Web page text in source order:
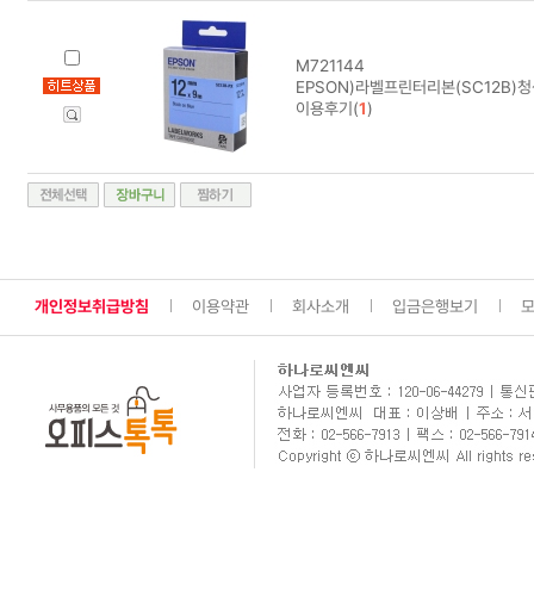
M721144
EPSON)라벨프린터리본(SC12B)
이용후기(1)
개인정보취급방침 이용약관 회사소개 입금은행보기